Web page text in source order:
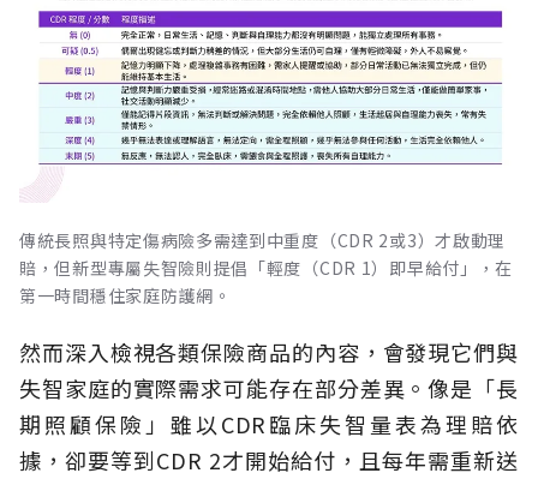
傳統長照與特定傷病險多需達到中重度（CDR 2或3）才啟動理
賠，但新型專屬失智險則提倡「輕度（CDR 1）即早給付」，在
第一時間穩住家庭防護網。
然而深入檢視各類保險商品的內容，會發現它們與
失智家庭的實際需求可能存在部分差異。像是「長
期照顧保險」雖以CDR臨床失智量表為理賠依
據，卻要等到CDR 2才開始給付，且每年需重新送